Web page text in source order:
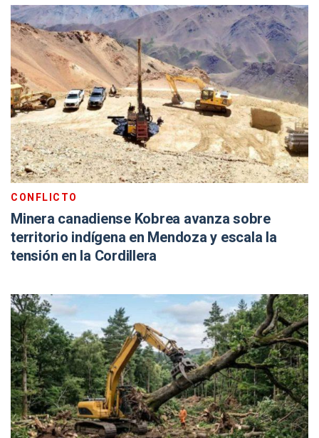
CONFLICTO
Minera canadiense Kobrea avanza sobre
territorio indígena en Mendoza y escala la
tensión en la Cordillera